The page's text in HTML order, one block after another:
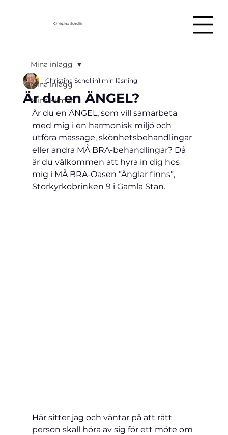
Christina Schollin
Mina inlägg
Mina Filmer
Mina inlägg
Är du en ÄNGEL?
Christina Schollin1 min läsning
Är du en ÄNGEL, som vill samarbeta
med mig i en harmonisk miljö och
utföra massage, skönhetsbehandlingar
eller andra MÅ BRA-behandlingar? Då
är du välkommen att hyra in dig hos
mig i MÅ BRA-Oasen ”Änglar finns”,
Storkyrkobrinken 9 i Gamla Stan.
Här sitter jag och väntar på att rätt
person skall höra av sig för ett möte om